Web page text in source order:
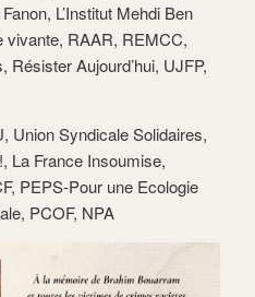
L’Institut Mehdi Ben
vivante, RAAR, REMCC,
Résister Aujourd’hui, UJFP,
Union Syndicale Solidaires,
La France Insoumise,
PEPS-Pour une Ecologie
PCOF, NPA